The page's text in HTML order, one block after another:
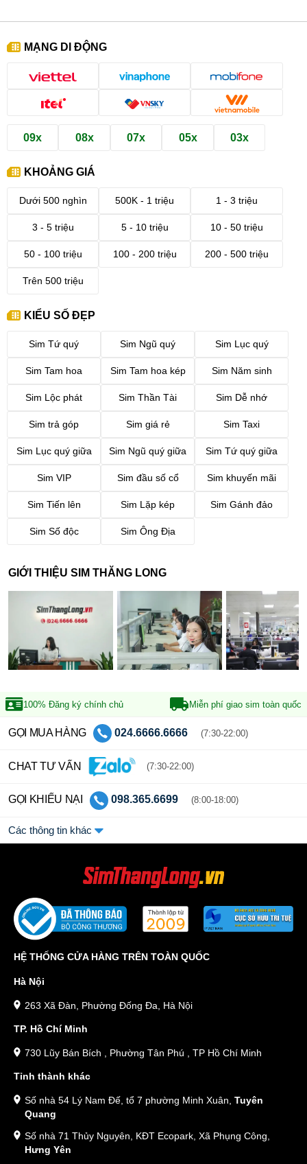
MẠNG DI ĐỘNG
09x 08x 07x 05x 03x
KHOẢNG GIÁ
Dưới 500 nghìn 500K - 1 triệu 1 - 3 triệu
3 - 5 triệu 5 - 10 triệu 10 - 50 triệu
50 - 100 triệu 100 - 200 triệu 200 - 500 triệu
Trên 500 triệu
KIỂU SỐ ĐẸP
Sim Tứ quý Sim Ngũ quý Sim Lục quý
Sim Tam hoa Sim Tam hoa kép Sim Năm sinh
Sim Lộc phát Sim Thần Tài Sim Dễ nhớ
Sim trả góp Sim giá rẻ Sim Taxi
Sim Lục quý giữa Sim Ngũ quý giữa Sim Tứ quý giữa
Sim VIP Sim đầu số cổ Sim khuyến mãi
Sim Tiến lên Sim Lặp kép Sim Gánh đảo
Sim Số độc Sim Ông Địa
GIỚI THIỆU SIM THĂNG LONG
100% Đăng ký chính chủ Miễn phí giao sim toàn quốc
GỌI MUA HÀNG 024.6666.6666 (7:30-22:00)
CHAT TƯ VẤN (7:30-22:00)
GỌI KHIẾU NẠI 098.365.6699 (8:00-18:00)
Các thông tin khác
HỆ THỐNG CỬA HÀNG TRÊN TOÀN QUỐC
Hà Nội
263 Xã Đàn, Phường Đống Đa, Hà Nội
TP. Hồ Chí Minh
730 Lũy Bán Bích , Phường Tân Phú , TP Hồ Chí Minh
Tỉnh thành khác
Số nhà 54 Lý Nam Đế, tổ 7 phường Minh Xuân, Tuyên
Quang
Số nhà 71 Thủy Nguyên, KĐT Ecopark, Xã Phụng Công,
Hưng Yên